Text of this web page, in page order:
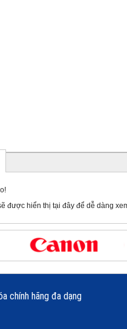
được hiển thị tại đây để dễ dàng
chính hãng đa dạng